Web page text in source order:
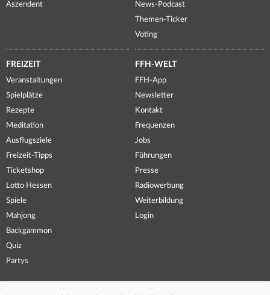
Aszendent
News-Podcast
Themen-Ticker
Voting
FREIZEIT
Veranstaltungen
Spielplätze
Rezepte
Meditation
Ausflugsziele
Freizeit-Tipps
Ticketshop
Lotto Hessen
Spiele
Mahjong
Backgammon
Quiz
Partys
FFH-WELT
FFH-App
Newsletter
Kontakt
Frequenzen
Jobs
Führungen
Presse
Radiowerbung
Weiterbildung
Login